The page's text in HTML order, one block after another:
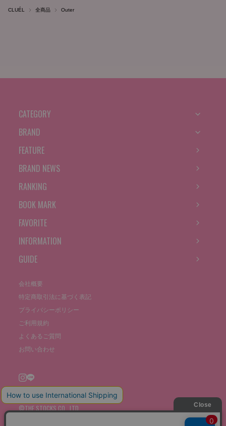
CLUÉL 全商品 Outer
CATEGORY
BRAND
FEATURE
BRAND NEWS
RANKING
BOOK MARK
FAVORITE
INFORMATION
GUIDE
会社概要
特定商取引法に基づく表記
プライバシーポリシー
ご利用規約
よくあるご質問
お問い合わせ
©THE STOCKS CO., LTD